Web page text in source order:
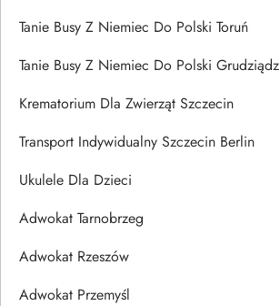
Tanie Busy Z Niemiec Do Polski Toruń
Tanie Busy Z Niemiec Do Polski Grudziądz
Krematorium Dla Zwierząt Szczecin
Transport Indywidualny Szczecin Berlin
Ukulele Dla Dzieci
Adwokat Tarnobrzeg
Adwokat Rzeszów
Adwokat Przemyśl